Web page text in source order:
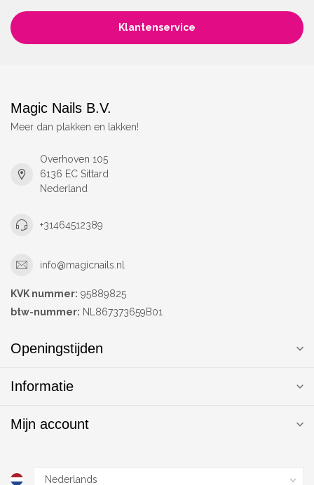
Klantenservice
Magic Nails B.V.
Meer dan plakken en lakken!
Overhoven 105
6136 EC Sittard
Nederland
+31464512389
info@magicnails.nl
KVK nummer: 95889825
btw-nummer: NL867373659B01
Openingstijden
Informatie
Mijn account